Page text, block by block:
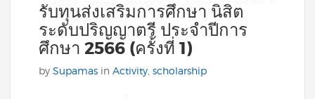
รับทุนส่งเสริมการศึกษา นิสิต
ระดับปริญญาตรี ประจำปีการ
ศึกษา 2566 (ครั้งที่ 1)
by Supamas in Activity scholarship